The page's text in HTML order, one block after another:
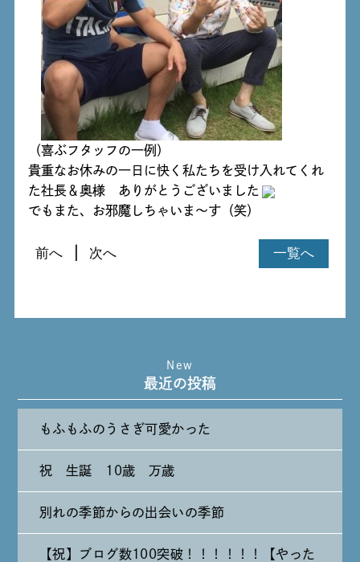
（喜ぶフタッフの一例）
貴重なお休みの一日に快く私たちを受け入れてくれ
た社長＆奥様 ありがとうございました
でもまた、お邪魔しちゃいま～す（笑）
一覧へ
前へ 次へ
New
最近の投稿
もふもふのうさぎ可愛かった
祝 生誕 10歳 万歳
別れの季節からの出会いの季節
【祝】ブログ数100突破！！！！！！【やった